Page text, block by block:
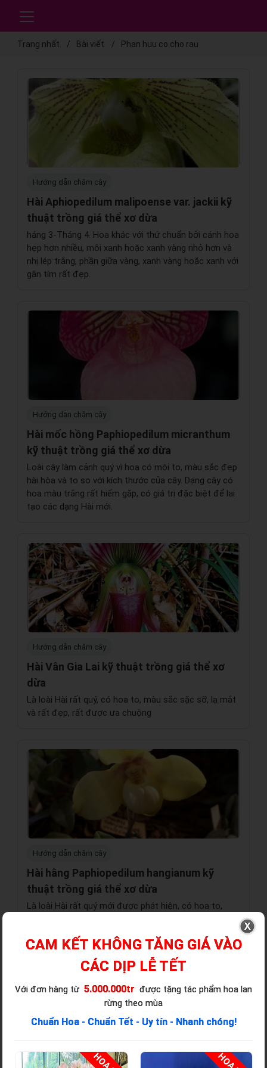
Trang nhất Bài viết Phan huu co cho rau
Hướng dẫn chăm cây
Hài Aphiopedilum malipoense var. jackii kỹ
thuật trồng giá thể xơ dừa
háng 3-Tháng 4. Hoa khác với thứ chuẩn bởi cánh hoa
hẹp hơn nhiều, môi xanh hoặc xanh vàng nhỏ hơn và
nhị lép trắng, phần giữa vàng, xanh vàng hoặc xanh với
gân tím rất đẹp.
Hướng dẫn chăm cây
Hài mốc hồng Paphiopedilum micranthum
kỹ thuật trồng giá thể xơ dừa
Loài cây làm cảnh quý vì hoa có môi to, màu sắc đẹp
hài hòa và to so với kích thước của cây. Dạng cây có
hoa màu trắng rất hiếm gặp, có giá trị đặc biệt để lai
tạo các dạng Hài mới.
Hướng dẫn chăm cây
Hài Vân Gia Lai kỹ thuật trồng giá thể xơ
dừa
Là loài Hài rất quý, có hoa to, màu sắc sặc sỡ, lạ mắt
và rất đẹp, rất được ưa chuộng
Hướng dẫn chăm cây
Hài hằng Paphiopedilum hangianum kỹ
thuật trồng giá thể xơ dừa
Là loài Hài rất quý mới được phát hiện, có hoa to,
CAM KẾT KHÔNG TĂNG GIÁ VÀO
CÁC DỊP LỄ TẾT
Với đơn hàng từ 5.000.000tr được tặng tác phẩm hoa lan
rừng theo mùa
Chuẩn Hoa - Chuẩn Tết - Uy tín - Nhanh chóng!